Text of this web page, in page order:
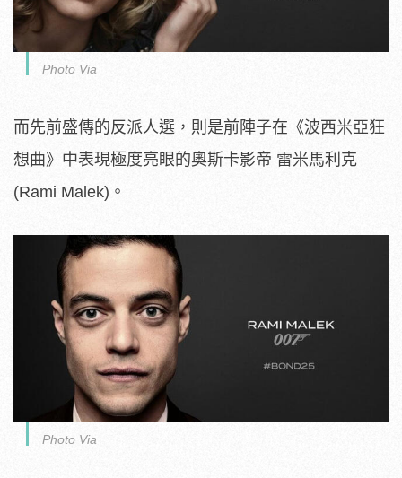
Photo Via
而先前盛傳的反派人選，則是前陣子在《波西米亞狂
想曲》中表現極度亮眼的奧斯卡影帝 雷米馬利克
(Rami Malek)。
Photo Via